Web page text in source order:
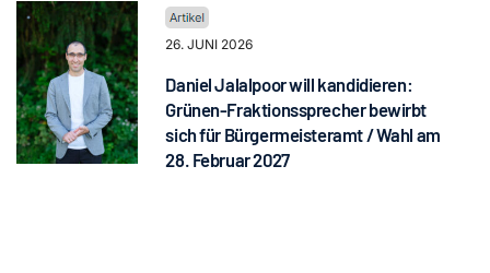
26. JUNI 2026
Daniel Jalalpoor will kandidieren:
Grünen-Fraktionssprecher bewirbt
sich für Bürgermeisteramt / Wahl am
28. Februar 2027